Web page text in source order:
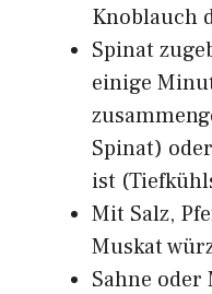
Knoblauch
Spinat
einige
Spinat)
ist
Mit Salz,
Muskat
Sahne